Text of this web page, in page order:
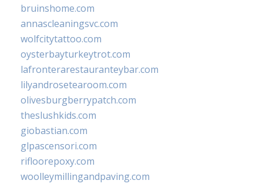
bruinshome.com
annascleaningsvc.com
wolfcitytattoo.com
oysterbayturkeytrot.com
lafronterarestauranteybar.com
lilyandrosetearoom.com
olivesburgberrypatch.com
theslushkids.com
giobastian.com
glpascensori.com
rifloorepoxy.com
woolleymillingandpaving.com